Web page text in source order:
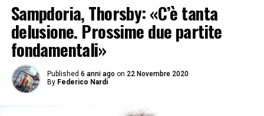
Sampdoria, Thorsby: «C’è tanta
delusione. Prossime due partite
fondamentali»
Published 6 anni ago on 22 Novembre 2020
By Federico Nardi